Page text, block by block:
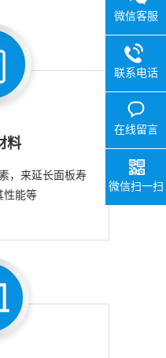
料
，来延长面板寿
性能等
微信客服
联系电话
在线留言
微信扫一扫